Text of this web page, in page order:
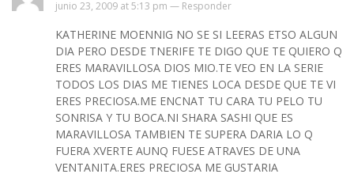
junio 23, 2009 at 5:13 pm — Responder
KATHERINE MOENNIG NO SE SI LEERAS ETSO ALGUN
DIA PERO DESDE TNERIFE TE DIGO QUE TE QUIERO Q
ERES MARAVILLOSA DIOS MIO.TE VEO EN LA SERIE
TODOS LOS DIAS ME TIENES LOCA DESDE QUE TE VI
ERES PRECIOSA.ME ENCNAT TU CARA TU PELO TU
SONRISA Y TU BOCA.NI SHARA SASHI QUE ES
MARAVILLOSA TAMBIEN TE SUPERA DARIA LO Q
FUERA XVERTE AUNQ FUESE ATRAVES DE UNA
VENTANITA.ERES PRECIOSA ME GUSTARIA